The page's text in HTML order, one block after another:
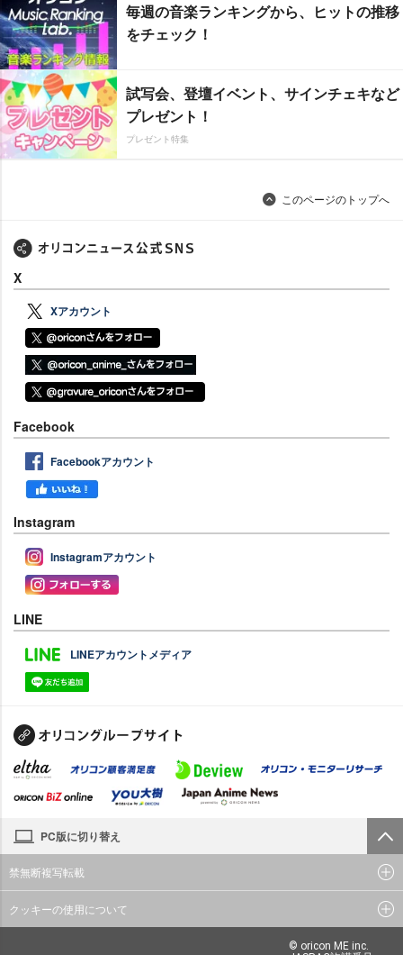
毎週の音楽ランキングから、ヒットの推移
をチェック！
試写会、登壇イベント、サインチェキなど
プレゼント！
プレゼント特集
このページのトップへ
X
Xアカウント
Facebook
Facebookアカウント
Instagram
Instagramアカウント
LINE
LINEアカウントメディア
PC版に切り替え
禁無断複写転載
クッキーの使用について
© oricon ME inc.